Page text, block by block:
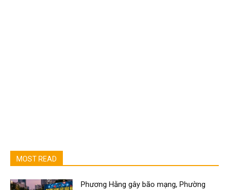
MOST READ
Phương Hằng gây bão mạng, Phường